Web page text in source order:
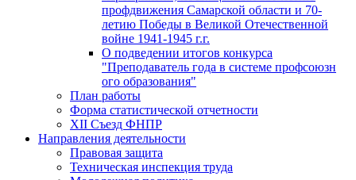
профдвижения Самарской области и 70-
летию Победы в Великой Отечественной
войне 1941-1945 г.г.
О подведении итогов конкурса
"Преподаватель года в системе профсоюзн
ого образования"
План работы
Форма статистической отчетности
XII Съезд ФНПР
Направления деятельности
Правовая защита
Техническая инспекция труда